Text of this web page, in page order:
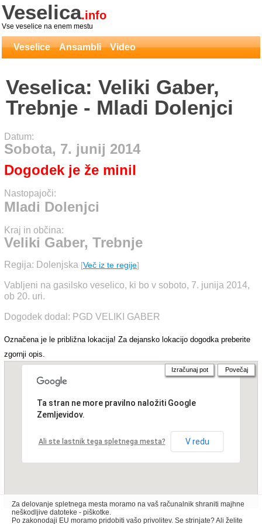
Veselica.info
Vse veselice na enem mestu
Veselice Ansambli Video
Veselica: Veliki Gaber,
Trebnje - Mladi Dolenjci
Datum:
Sobota, 7. junij 2014
Dogodek je že minil
Nastopajoči:
Mladi Dolenjci
Kraj in občina:
Veliki Gaber, Trebnje
Regija: Dolenjska [Več iz te regije]
Vabljeni na gasilsko veselico, ki bo v soboto, 7. junija 2014,
ob 20. uri.
Dogodek dodal: PGD VELIKI GABER
Označena je le približna lokacija! Za dejansko lokacijo dogodka preberite
zgornji opis.
Ta stran ne more pravilno naložiti Google
Zemljevidov.
Ali ste lastnik tega spletnega mesta? V redu
Izračunaj pot Povečaj
Za delovanje spletnega mesta moramo na vaš računalnik shraniti majhne
neškodljive datoteke - piškotke.
Po zakonodaji EU moramo pridobiti vašo privolitev. Se strinjate? Ali želite